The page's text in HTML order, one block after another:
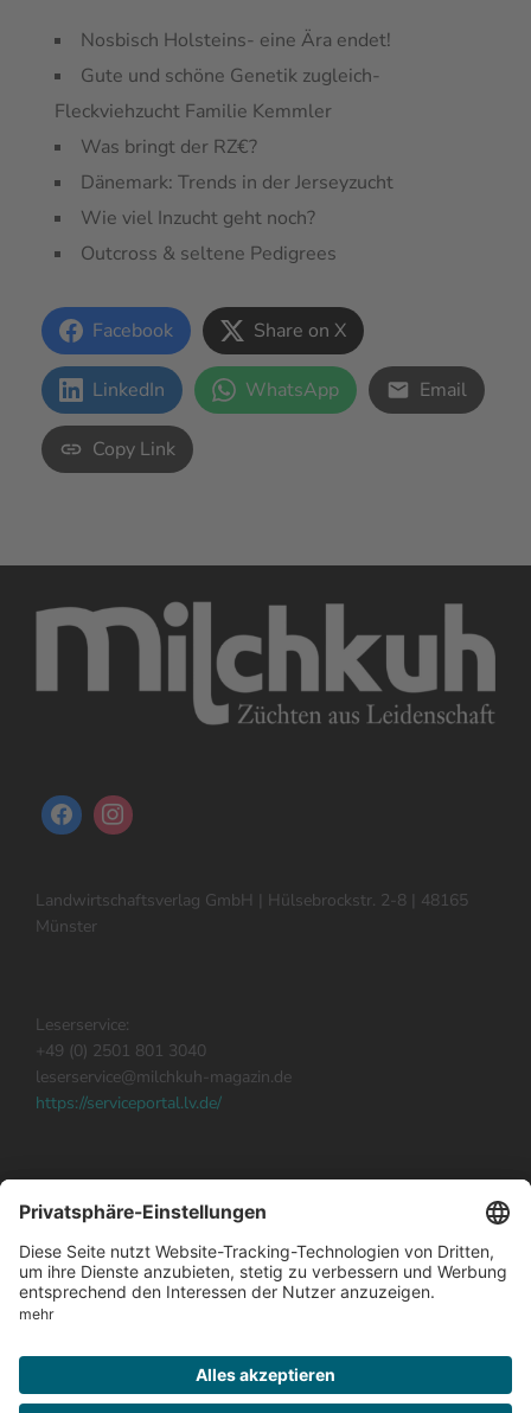
Nosbisch Holsteins- eine Ära endet!
Gute und schöne Genetik zugleich-
Fleckviehzucht Familie Kemmler
Was bringt der RZ€?
Dänemark: Trends in der Jerseyzucht
Wie viel Inzucht geht noch?
Outcross & seltene Pedigrees
Facebook Share on X
LinkedIn WhatsApp Email
Copy Link
Landwirtschaftsverlag GmbH | Hülsebrockstr. 2-8 | 48165
Münster
Leserservice:
+49 (0) 2501 801 3040
leserservice@milchkuh-magazin.de
https://serviceportal.lv.de/
Milchkuh abonnieren
Impressum
Datenschutz
Abo hier kündigen
Kontakt Redaktion